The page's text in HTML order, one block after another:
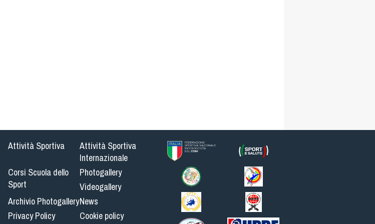
Attività Sportiva
Attività Sportiva
Internazionale
Corsi Scuola dello
Sport
Photogallery
Videogallery
Archivio PhotogalleryNews
Privacy Policy
Cookie policy